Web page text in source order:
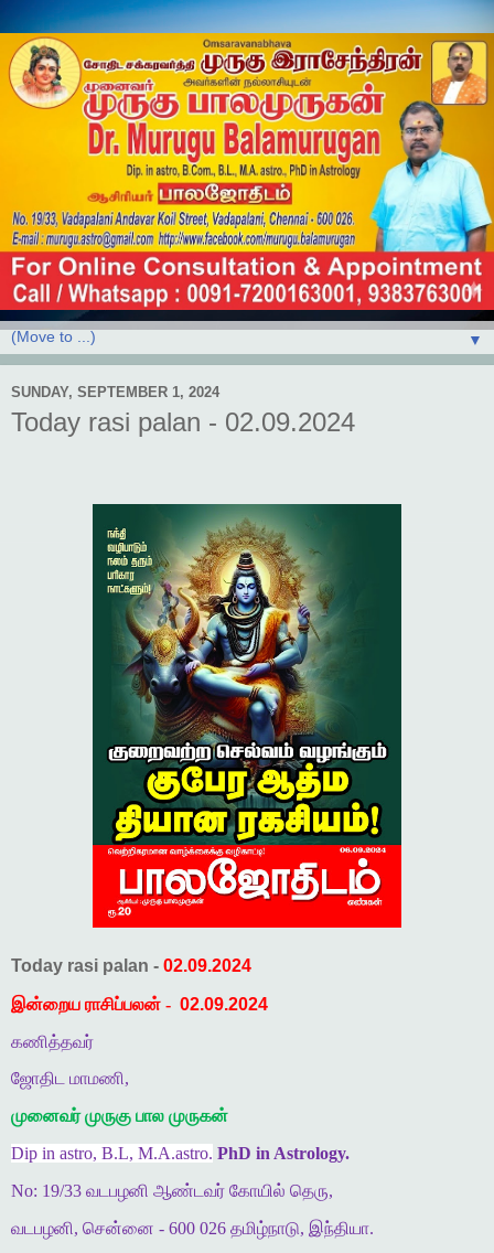
▼
SUNDAY, SEPTEMBER 1, 2024
Today rasi palan - 02.09.2024
Today rasi palan - 02.09.2024
இன்றைய ராசிப்பலன் - 02.09.2024
கணித்தவர்
ஜோதிட மாமணி,
முனைவர் முருகு பால முருகன்
Dip in astro, B.L, M.A.astro. PhD in Astrology.
No: 19/33 வடபழனி ஆண்டவர் கோயில் தெரு,
வடபழனி, சென்னை - 600 026 தமிழ்நாடு, இந்தியா.